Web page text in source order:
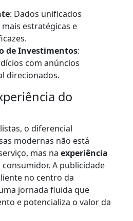
: Dados unificados
estratégicas e
de Investimentos:
com anúncios
direcionados.
do
o diferencial
modernas não está
mas na experiência
A publicidade
no centro da
jornada fluida que
e potencializa o valor da